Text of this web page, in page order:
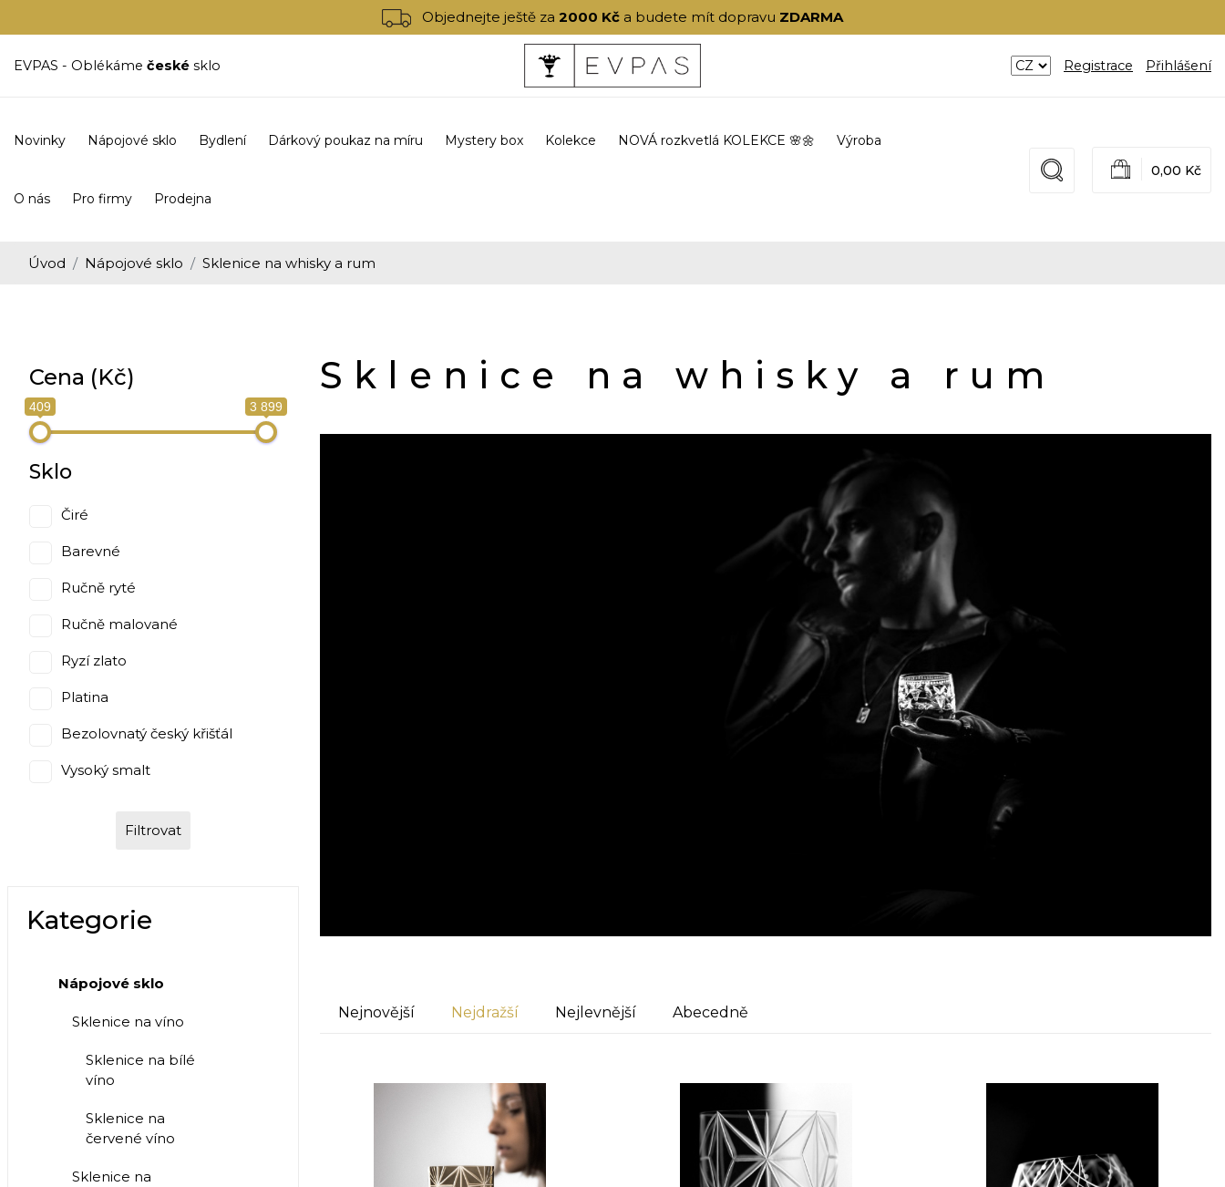
Objednejte ještě za2000 Kč a budete mít dopravu ZDARMA
EVPAS - Oblékáme české sklo Registrace Přihlášení
Novinky Nápojové sklo Bydlení Dárkový poukaz na míru Mystery box Kolekce NOVÁ rozkvetlá KOLEKCE 🌸🌼 Výroba
O nás Pro firmy Prodejna
0,00 Kč
Úvod Nápojové sklo Sklenice na whisky a rum
Sklenice na whisky a rum
Nejnovější Nejdražší Nejlevnější Abecedně
Cena (Kč)
409 3 899
Sklo
Čiré
Barevné
Ručně ryté
Ručně malované
Ryzí zlato
Platina
Bezolovnatý český křišťál
Vysoký smalt
Filtrovat
Kategorie
Nápojové sklo
Sklenice na víno
Sklenice na bílé
víno
Sklenice na
červené víno
Sklenice na